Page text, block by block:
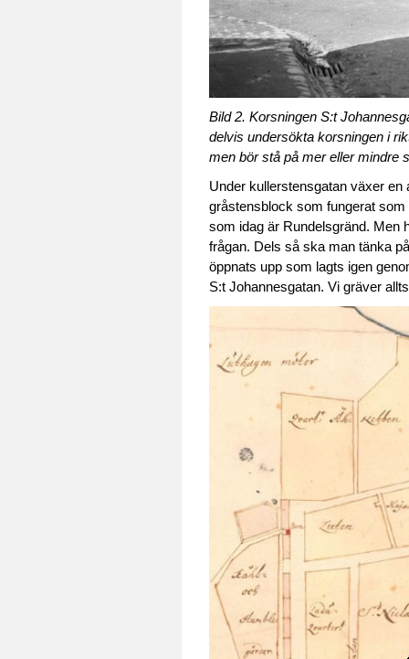
Bild 2. Korsningen S:t
delvis undersökta korsningen i
men bör stå på mer eller mindre
Under kullerstensgatan växer
gråstensblock som fungerat
som idag är Rundelsgränd. Men
frågan. Dels så ska man tänka
öppnats upp som lagts igen
S:t Johannesgatan. Vi gräver